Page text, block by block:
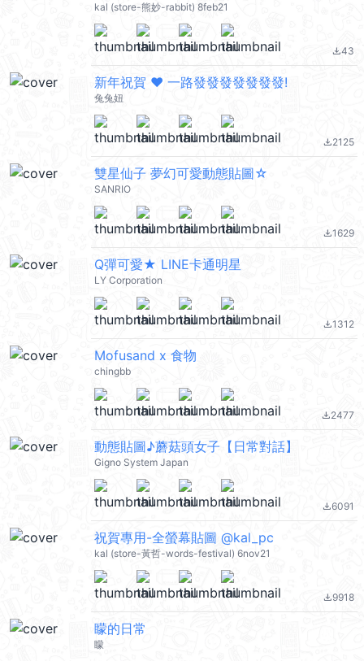
kal (store-熊妙-rabbit) 8feb21
file_download43
新年祝賀 ❤︎ 一路發發發發發發發!
兔兔妞
file_download2125
雙星仙子 夢幻可愛動態貼圖☆
SANRIO
file_download1629
Q彈可愛★ LINE卡通明星
LY Corporation
file_download1312
Mofusand x 食物
chingbb
file_download2477
動態貼圖♪蘑菇頭女子【日常對話】
Gigno System Japan
file_download6091
祝賀專用-全螢幕貼圖 @kal_pc
kal (store-黃哲-words-festival) 6nov21
file_download9918
矇的日常
矇